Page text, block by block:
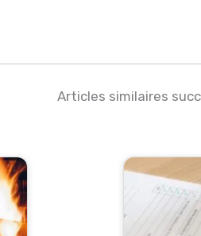
Articles similaires